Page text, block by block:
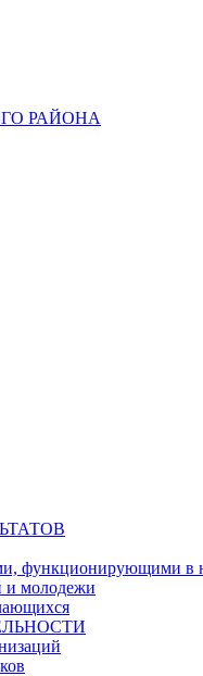
РАЙОНА
функционирующими в
и молодежи